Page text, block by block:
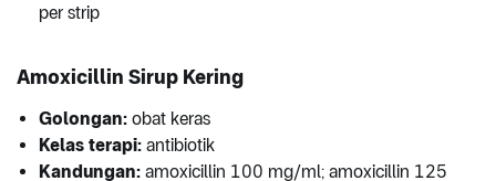
per strip
Amoxicillin Sirup Kering
Golongan: obat keras
Kelas terapi: antibiotik
Kandungan: amoxicillin 100 mg/ml; amoxicillin 125